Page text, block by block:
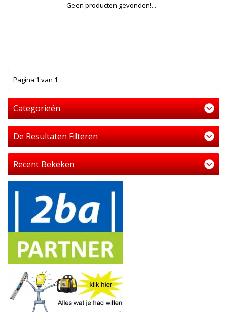
Geen producten gevonden!...
Pagina 1 van 1
Categorieën
De Resultaten Filteren
Recent Bekeken